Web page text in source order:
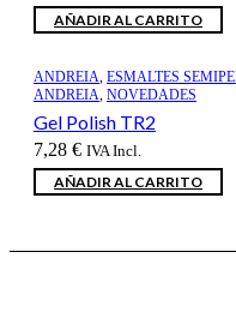
AÑADIR AL CARRITO
ANDREIA, ESMALTES
ANDREIA, NOVEDADES
Gel Polish TR2
7,28 € IVA Incl.
AÑADIR AL CARRITO